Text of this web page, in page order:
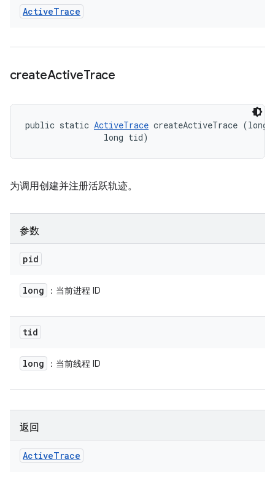
ActiveTrace
createActiveTrace
public static ActiveTrace createActiveTrace
                long tid)
为调用创建并注册活跃轨迹。
参数
pid
long ：当前进程 ID
tid
long ：当前线程 ID
返回
ActiveTrace